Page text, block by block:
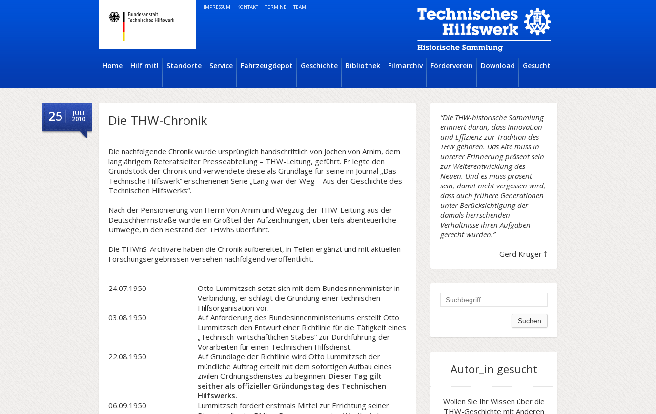
IMPRESSUM KONTAKT TERMINE TEAM
Home Hilf mit! Standorte Service Fahrzeugdepot Geschichte Bibliothek Filmarchiv Förderverein Download Gesucht
25 JULI
2010 Die THW-Chronik
Die nachfolgende Chronik wurde ursprünglich handschriftlich von Jochen von Arnim, dem
langjährigem Referatsleiter Presseabteilung – THW-Leitung, geführt. Er legte den
Grundstock der Chronik und verwendete diese als Grundlage für seine im Journal „Das
Technische Hilfswerk“ erschienenen Serie „Lang war der Weg – Aus der Geschichte des
Technischen Hilfswerks“.
Nach der Pensionierung von Herrn Von Arnim und Wegzug der THW-Leitung aus der
Deutschherrnstraße wurde ein Großteil der Aufzeichnungen, über teils abenteuerliche
Umwege, in den Bestand der THWhS überführt.
Die THWhS-Archivare haben die Chronik aufbereitet, in Teilen ergänzt und mit aktuellen
Forschungsergebnissen versehen nachfolgend veröffentlicht.
24.07.1950
Otto Lummitzsch setzt sich mit dem Bundesinnenminister in
Verbindung, er schlägt die Gründung einer technischen
Hilfsorganisation vor.
03.08.1950
Auf Anforderung des Bundesinnenministeriums erstellt Otto
Lummitzsch den Entwurf einer Richtlinie für die Tätigkeit eines
„Technisch-wirtschaftlichen Stabes“ zur Durchführung der
Vorarbeiten für einen Technischen Hilfsdienst.
22.08.1950
Auf Grundlage der Richtlinie wird Otto Lummitzsch der
mündliche Auftrag erteilt mit dem sofortigen Aufbau eines
zivilen Ordnungsdienstes zu beginnen. Dieser Tag gilt
seither als offizieller Gründungstag des Technischen
Hilfswerks.
06.09.1950
Lummitzsch fordert erstmals Mittel zur Errichtung seiner
“Die THW-historische Sammlung
erinnert daran, dass Innovation
und Effizienz zur Tradition des
THW gehören. Das Alte muss in
unserer Erinnerung präsent sein
zur Weiterentwicklung des
Neuen. Und es muss präsent
sein, damit nicht vergessen wird,
dass auch frühere Generationen
unter Berücksichtigung der
damals herrschenden
Verhältnisse ihren Aufgaben
gerecht wurden.”
Gerd Krüger †
Autor_in gesucht
Wollen Sie Ihr Wissen über die
THW-Geschichte mit Anderen